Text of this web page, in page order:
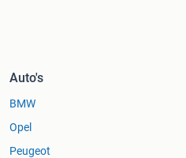
Auto's
BMW
Opel
Peugeot